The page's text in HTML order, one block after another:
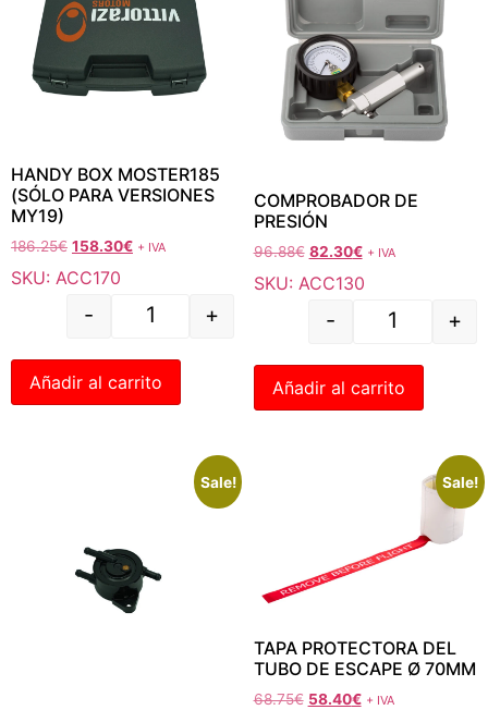
HANDY BOX MOSTER185
(SÓLO PARA VERSIONES
MY19)
186.25€ 158.30€ + IVA
SKU: ACC170
- +
Añadir al carrito
COMPROBADOR DE
PRESIÓN
96.88€ 82.30€ + IVA
SKU: ACC130
- +
Añadir al carrito
Sale! Sale!
TAPA PROTECTORA DEL
TUBO DE ESCAPE Ø 70MM
68.75€ 58.40€ + IVA